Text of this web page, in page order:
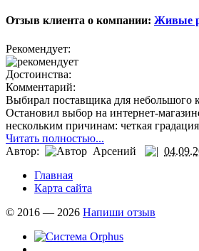
Отзыв клиента о компании: Живые
Рекомендует:
Достоинства:
Комментарий:
Выбирал поставщика для небольшого
Остановил выбор на интернет-
нескольким причинам: четкая
Читать полностью...
Автор:
Арсений
Главная
Карта сайта
© 2016 — 2026 Напиши отзыв